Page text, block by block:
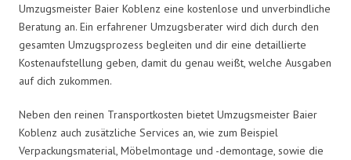
Umzugsmeister Baier Koblenz eine kostenlose und unverbindliche
Beratung an. Ein erfahrener Umzugsberater wird dich durch den
gesamten Umzugsprozess begleiten und dir eine detaillierte
Kostenaufstellung geben, damit du genau weißt, welche Ausgaben
auf dich zukommen.
Neben den reinen Transportkosten bietet Umzugsmeister Baier
Koblenz auch zusätzliche Services an, wie zum Beispiel
Verpackungsmaterial, Möbelmontage und -demontage, sowie die